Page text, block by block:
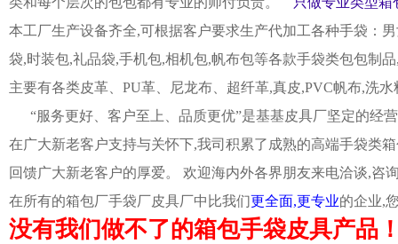
本工厂生产设备齐全,可根据客户要求生产代加工各种手袋：
袋,时装包,礼品袋,手机包,相机包,帆布包等各款手袋类包包制
主要有各类皮革、PU革、尼龙布、超纤革,真皮,PVC帆布,洗
“服务更好、客户至上、品质更优”是基基皮具厂坚定的经
在广大新老客户支持与关怀下,我司积累了成熟的高端手袋类
回馈广大新老客户的厚爱。 欢迎海内外各界朋友来电洽谈,咨
在所有的箱包厂手袋厂皮具厂中比我们更全面,更专业的企业,
没有我们做不了的箱包手袋皮具产品